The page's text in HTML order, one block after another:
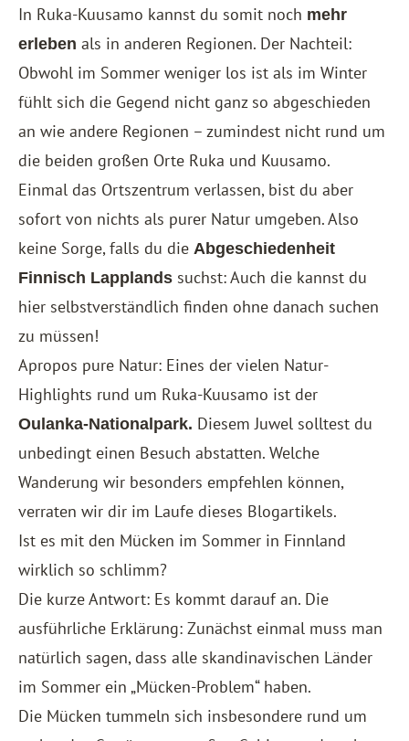
In Ruka-Kuusamo kannst du somit noch mehr
erleben als in anderen Regionen. Der Nachteil:
Obwohl im Sommer weniger los ist als im Winter
fühlt sich die Gegend nicht ganz so abgeschieden
an wie andere Regionen – zumindest nicht rund um
die beiden großen Orte Ruka und Kuusamo.
Einmal das Ortszentrum verlassen, bist du aber
sofort von nichts als purer Natur umgeben. Also
keine Sorge, falls du die Abgeschiedenheit
Finnisch Lapplands suchst: Auch die kannst du
hier selbstverständlich finden ohne danach suchen
zu müssen!
Apropos pure Natur: Eines der vielen Natur-
Highlights rund um Ruka-Kuusamo ist der
Oulanka-Nationalpark. Diesem Juwel solltest du
unbedingt einen Besuch abstatten. Welche
Wanderung wir besonders empfehlen können,
verraten wir dir im Laufe dieses Blogartikels.
Ist es mit den Mücken im Sommer in Finnland
wirklich so schlimm?
Die kurze Antwort: Es kommt darauf an. Die
ausführliche Erklärung: Zunächst einmal muss man
natürlich sagen, dass alle skandinavischen Länder
im Sommer ein „Mücken-Problem“ haben.
Die Mücken tummeln sich insbesondere rund um